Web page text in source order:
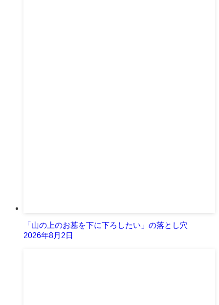
「山の上のお墓を下に下ろしたい」の落とし穴
2026年8月2日